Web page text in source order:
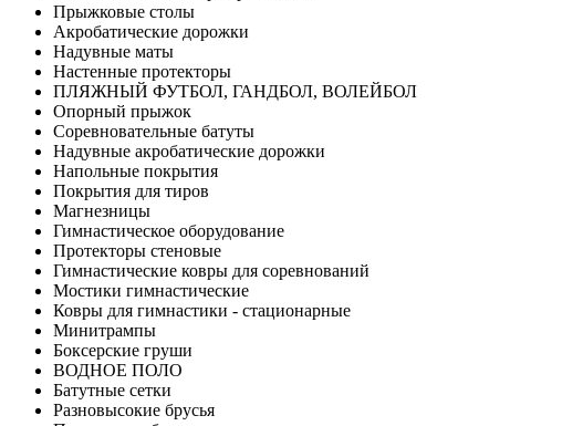
Прыжковые столы
Акробатические дорожки
Надувные маты
Настенные протекторы
ПЛЯЖНЫЙ ФУТБОЛ, ГАНДБОЛ, ВОЛЕЙБОЛ
Опорный прыжок
Соревновательные батуты
Надувные акробатические дорожки
Напольные покрытия
Покрытия для тиров
Магнезницы
Гимнастическое оборудование
Протекторы стеновые
Гимнастические ковры для соревнований
Мостики гимнастические
Ковры для гимнастики - стационарные
Минитрампы
Боксерские груши
ВОДНОЕ ПОЛО
Батутные сетки
Разновысокие брусья